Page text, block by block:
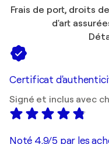
Frais de port, droits
d'art
Certificat
Signé et inclus avec
Noté 4,9/5 par les